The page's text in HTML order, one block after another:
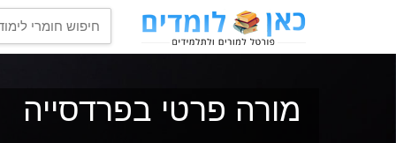
מורה פרטי בפרדסייה